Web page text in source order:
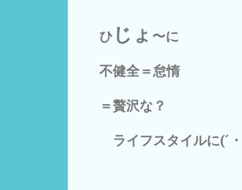
ひ じょ 〜に
不健全＝怠惰
＝贅沢な？
ライフスタイルに(´